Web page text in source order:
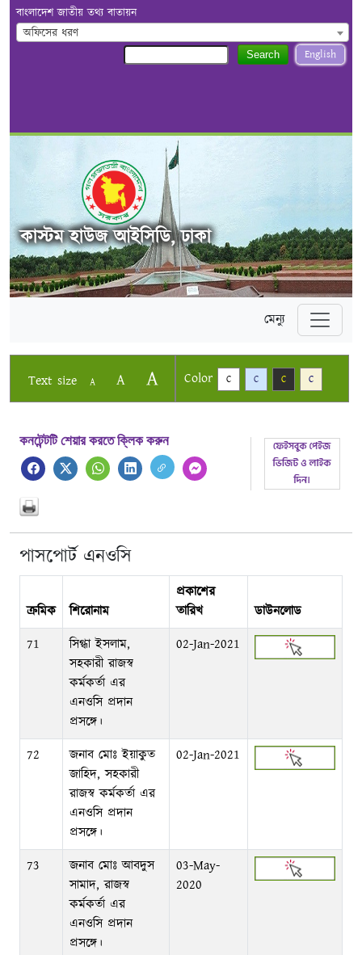
বাংলাদেশ জাতীয় তথ্য বাতায়ন
অফিসের ধরণ
English
Search
কাস্টম হাউজ আইসিডি, ঢাকা
মেন্যু
Text size A A A Color C C C C
কনটেন্টটি শেয়ার করতে ক্লিক করুন
পাসপোর্ট এনওসি
ক্রমিক শিরোনাম
প্রকাশের
তারিখ
ডাউনলোড
71
সিগ্ধা ইসলাম,
সহকারী রাজস্ব
কর্মকর্তা এর
এনওসি প্রদান
প্রসঙ্গে।
02-Jan-2021
72
জনাব মোঃ ইয়াকুত
জাহিদ, সহকারী
রাজস্ব কর্মকর্তা এর
এনওসি প্রদান
প্রসঙ্গে।
02-Jan-2021
73
জনাব মোঃ আবদুস
সামাদ, রাজস্ব
কর্মকর্তা এর
এনওসি প্রদান
প্রসঙ্গে।
03-May-
2020